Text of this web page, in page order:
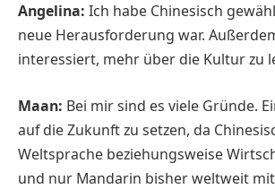
Angelina: Ich habe Chinesisch
neue Herausforderung war.
interessiert, mehr über die Kultur zu
Maan: Bei mir sind es viele Gründe.
auf die Zukunft zu setzen, da
Weltsprache beziehungsweise
und nur Mandarin bisher weltweit